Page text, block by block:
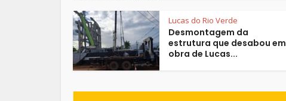
Lucas do Rio Verde
Desmontagem da
estrutura que desabou em
obra de Lucas...